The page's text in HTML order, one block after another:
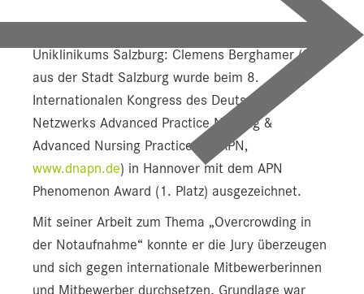
Uniklinikums Salzburg: Clemens Berghamer (35)
aus der Stadt Salzburg wurde beim 8.
Internationalen Kongress des Deutschen
Netzwerks Advanced Practice Nursing &
Advanced Nursing Practice (DNAPN,
www.dnapn.de) in Hannover mit dem APN
Phenomenon Award (1. Platz) ausgezeichnet.
Mit seiner Arbeit zum Thema „Overcrowding in
der Notaufnahme“ konnte er die Jury überzeugen
und sich gegen internationale Mitbewerberinnen
und Mitbewerber durchsetzen. Grundlage war